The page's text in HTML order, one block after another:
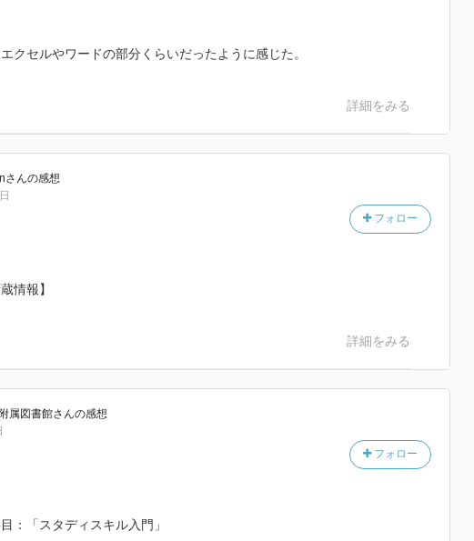
クセルやワードの部分くらいだったように感じた。
詳細をみる
さんの感想
フォロー
情報】
詳細をみる
属図書館さんの感想
フォロー
：「スタディスキル入門」